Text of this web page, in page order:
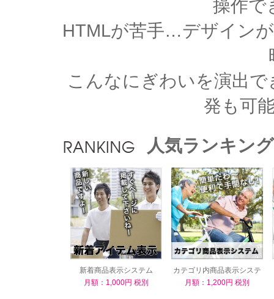
操作で
HTMLが苦手…デザイン
こんなにぎわいを演出
発も可
人気ランキング
新着商品表示システム
月額：1,000円 税別
カテゴリ内商品表示システ
ム
月額：1,200円 税別